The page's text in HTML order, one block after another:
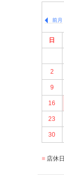
前月
日
2
9
16
23
30
店休日